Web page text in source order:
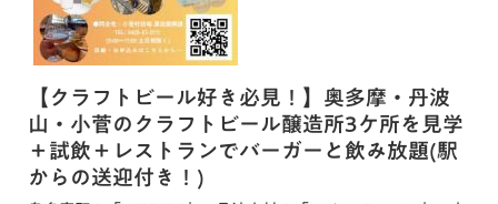
【クラフトビール好き必見！】奥多摩・丹波
山・小菅のクラフトビール醸造所3ケ所を見学
＋試飲＋レストランでバーガーと飲み放題(駅
からの送迎付き！)